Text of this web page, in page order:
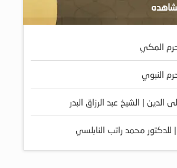
المكي
النبوي
الدين | الشيخ عبد الرزاق البدر
للدكتور محمد راتب النابلسي